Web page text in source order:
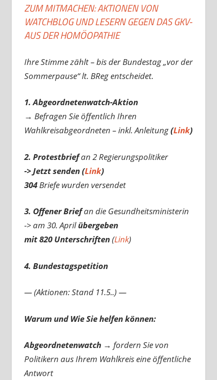
ZUM MITMACHEN: AKTIONEN VON
WATCHBLOG UND LESERN GEGEN DAS GKV-
AUS DER HOMÖOPATHIE
Ihre Stimme zählt – bis der Bundestag „vor der
Sommerpause“ lt. BReg entscheidet.
1. Abgeordnetenwatch-Aktion
→ Befragen Sie öffentlich Ihren
Wahlkreisabgeordneten – inkl. Anleitung(Link)
2. Protestbriefan 2 Regierungspolitiker
-> Jetzt senden (Link)
304Briefe wurden versendet
3. Offener Briefan die Gesundheitsministerin
-> am 30. Aprilübergeben
mit 820 Unterschriften(Link)
4. Bundestagspetition
— (Aktionen: Stand 11.5..) —
Warum und Wie Sie helfen können:
Abgeordnetenwatch → fordern Sie von
Politikern aus Ihrem Wahlkreis eine öffentliche
Antwort